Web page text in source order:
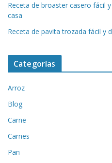
Receta de broaster casero fácil
casa
Receta de pavita trozada fácil y
Categorías
Arroz
Blog
Carne
Carnes
Pan